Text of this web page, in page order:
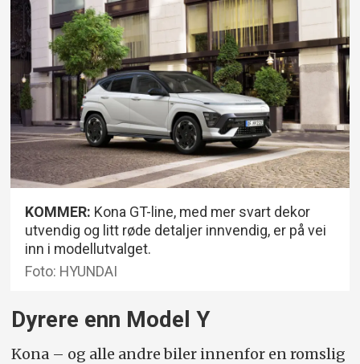
KOMMER: Kona GT-line, med mer svart dekor
utvendig og litt røde detaljer innvendig, er på vei
inn i modellutvalget.
Foto: HYUNDAI
Dyrere enn Model Y
Kona – og alle andre biler innenfor en romslig